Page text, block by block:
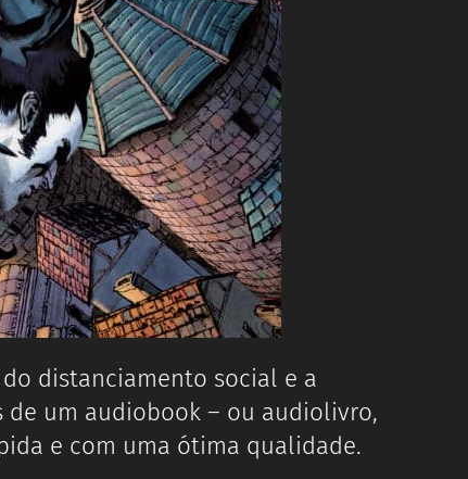
distanciamento social e a
de um audiobook – ou audiolivro,
e com uma ótima qualidade.